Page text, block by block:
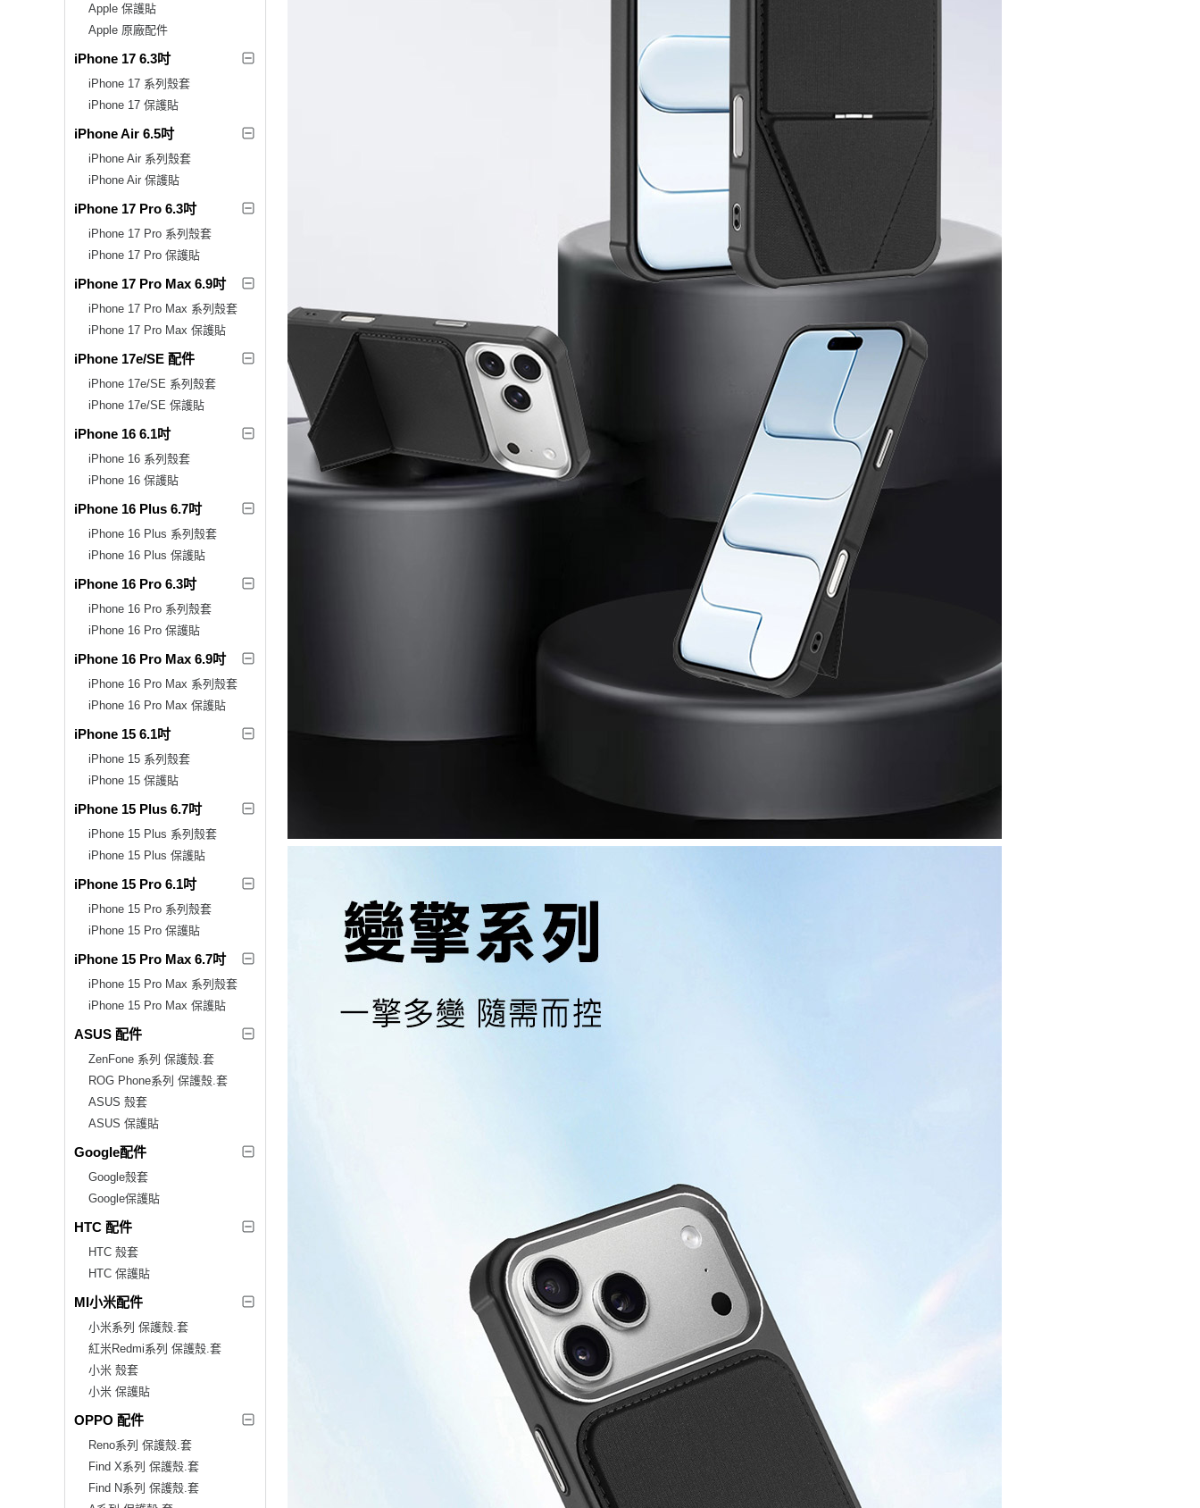
Apple 保護貼
Apple 原廠配件
iPhone 17 6.3吋
iPhone 17 系列殼套
iPhone 17 保護貼
iPhone Air 6.5吋
iPhone Air 系列殼套
iPhone Air 保護貼
iPhone 17 Pro 6.3吋
iPhone 17 Pro 系列殼套
iPhone 17 Pro 保護貼
iPhone 17 Pro Max 6.9吋
iPhone 17 Pro Max 系列殼套
iPhone 17 Pro Max 保護貼
iPhone 17e/SE 配件
iPhone 17e/SE 系列殼套
iPhone 17e/SE 保護貼
iPhone 16 6.1吋
iPhone 16 系列殼套
iPhone 16 保護貼
iPhone 16 Plus 6.7吋
iPhone 16 Plus 系列殼套
iPhone 16 Plus 保護貼
iPhone 16 Pro 6.3吋
iPhone 16 Pro 系列殼套
iPhone 16 Pro 保護貼
iPhone 16 Pro Max 6.9吋
iPhone 16 Pro Max 系列殼套
iPhone 16 Pro Max 保護貼
iPhone 15 6.1吋
iPhone 15 系列殼套
iPhone 15 保護貼
iPhone 15 Plus 6.7吋
iPhone 15 Plus 系列殼套
iPhone 15 Plus 保護貼
iPhone 15 Pro 6.1吋
iPhone 15 Pro 系列殼套
iPhone 15 Pro 保護貼
iPhone 15 Pro Max 6.7吋
iPhone 15 Pro Max 系列殼套
iPhone 15 Pro Max 保護貼
ASUS 配件
ZenFone 系列 保護殼.套
ROG Phone系列 保護殼.套
ASUS 殼套
ASUS 保護貼
Google配件
Google殼套
Google保護貼
HTC 配件
HTC 殼套
HTC 保護貼
MI小米配件
小米系列 保護殼.套
紅米Redmi系列 保護殼.套
小米 殼套
小米 保護貼
OPPO 配件
Reno系列 保護殼.套
Find X系列 保護殼.套
Find N系列 保護殼.套